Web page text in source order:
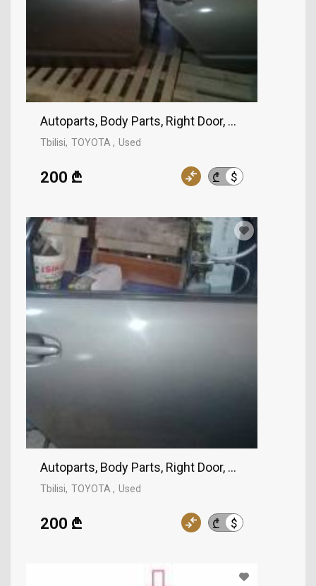
Autoparts, Body Parts, Right Door, TOYOTA
Tbilisi TOYOTA Used
₾ $
200 ₾
Autoparts, Body Parts, Right Door, TOYOTA
Tbilisi TOYOTA Used
₾ $
200 ₾